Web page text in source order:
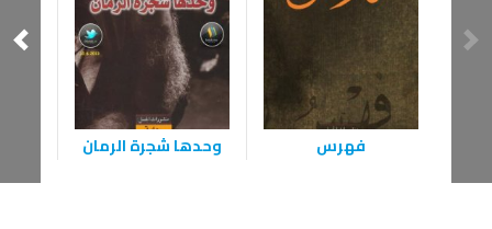
فهرس وحدها شجرة الرمان